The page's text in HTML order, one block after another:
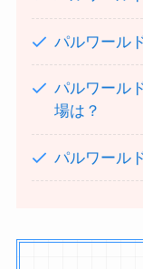
パルワール
パルワール
場は？
パルワール